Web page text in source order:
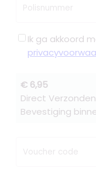
Polisnummer
Ik ga akkoord
€ 6,95
Direct
Bevestiging
Voucher code